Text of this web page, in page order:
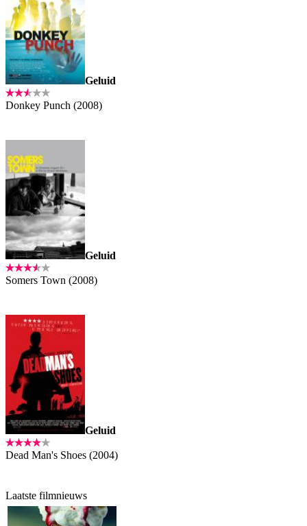
Geluid
Donkey Punch (2008)
Geluid
Somers Town (2008)
Geluid
Dead Man's Shoes (2004)
Laatste filmnieuws